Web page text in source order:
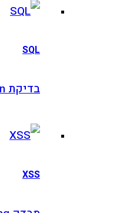
בדיקת SQL Injection